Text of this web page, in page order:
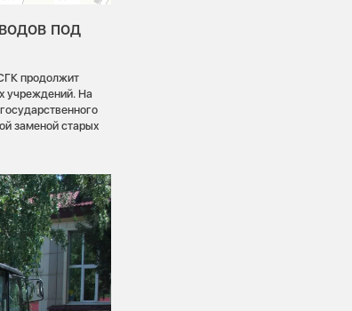
под
продолжит
учреждений. На
заменой старых